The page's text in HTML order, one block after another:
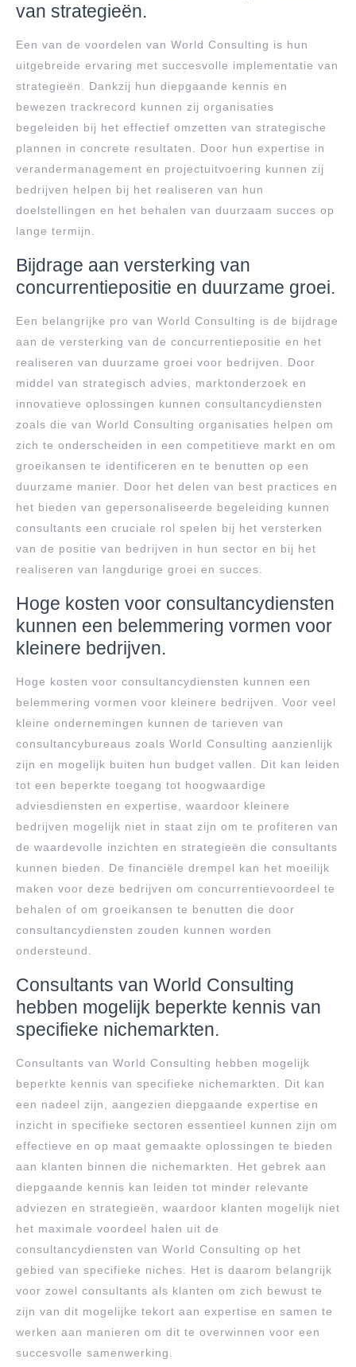
van strategieën.
Een van de voordelen van World Consulting is hun
uitgebreide ervaring met succesvolle implementatie van
strategieën. Dankzij hun diepgaande kennis en
bewezen trackrecord kunnen zij organisaties
begeleiden bij het effectief omzetten van strategische
plannen in concrete resultaten. Door hun expertise in
verandermanagement en projectuitvoering kunnen zij
bedrijven helpen bij het realiseren van hun
doelstellingen en het behalen van duurzaam succes op
lange termijn.
Bijdrage aan versterking van
concurrentiepositie en duurzame groei.
Een belangrijke pro van World Consulting is de bijdrage
aan de versterking van de concurrentiepositie en het
realiseren van duurzame groei voor bedrijven. Door
middel van strategisch advies, marktonderzoek en
innovatieve oplossingen kunnen consultancydiensten
zoals die van World Consulting organisaties helpen om
zich te onderscheiden in een competitieve markt en om
groeikansen te identificeren en te benutten op een
duurzame manier. Door het delen van best practices en
het bieden van gepersonaliseerde begeleiding kunnen
consultants een cruciale rol spelen bij het versterken
van de positie van bedrijven in hun sector en bij het
realiseren van langdurige groei en succes.
Hoge kosten voor consultancydiensten
kunnen een belemmering vormen voor
kleinere bedrijven.
Hoge kosten voor consultancydiensten kunnen een
belemmering vormen voor kleinere bedrijven. Voor veel
kleine ondernemingen kunnen de tarieven van
consultancybureaus zoals World Consulting aanzienlijk
zijn en mogelijk buiten hun budget vallen. Dit kan leiden
tot een beperkte toegang tot hoogwaardige
adviesdiensten en expertise, waardoor kleinere
bedrijven mogelijk niet in staat zijn om te profiteren van
de waardevolle inzichten en strategieën die consultants
kunnen bieden. De financiële drempel kan het moeilijk
maken voor deze bedrijven om concurrentievoordeel te
behalen of om groeikansen te benutten die door
consultancydiensten zouden kunnen worden
ondersteund.
Consultants van World Consulting
hebben mogelijk beperkte kennis van
specifieke nichemarkten.
Consultants van World Consulting hebben mogelijk
beperkte kennis van specifieke nichemarkten. Dit kan
een nadeel zijn, aangezien diepgaande expertise en
inzicht in specifieke sectoren essentieel kunnen zijn om
effectieve en op maat gemaakte oplossingen te bieden
aan klanten binnen die nichemarkten. Het gebrek aan
diepgaande kennis kan leiden tot minder relevante
adviezen en strategieën, waardoor klanten mogelijk niet
het maximale voordeel halen uit de
consultancydiensten van World Consulting op het
gebied van specifieke niches. Het is daarom belangrijk
voor zowel consultants als klanten om zich bewust te
zijn van dit mogelijke tekort aan expertise en samen te
werken aan manieren om dit te overwinnen voor een
succesvolle samenwerking.